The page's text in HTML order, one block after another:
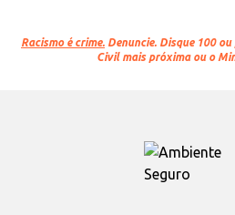
Racismo é crime. Denuncie. Disque 100
Civil mais próxima ou o